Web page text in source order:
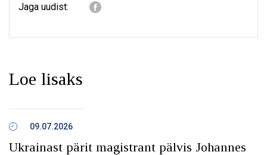
Jaga uudist:
Loe lisaks
09.07.2026
Ukrainast pärit magistrant pälvis Johannes